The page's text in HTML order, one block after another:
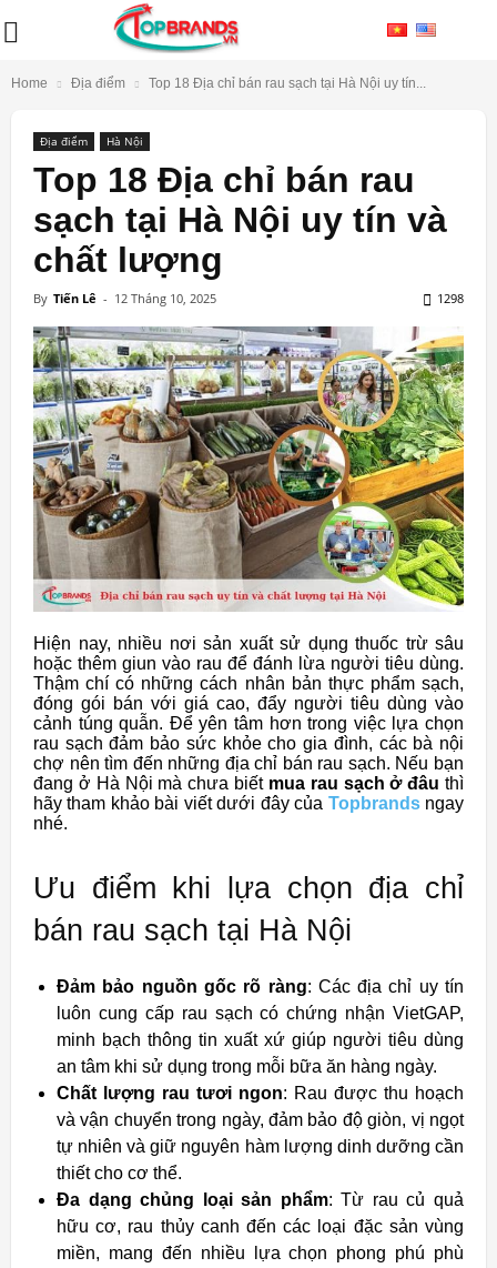
Home Địa điểm Top 18 Địa chỉ bán rau sạch tại Hà Nội uy tín...
Địa điểm Hà Nội
Top 18 Địa chỉ bán rau
sạch tại Hà Nội uy tín và
chất lượng
By Tiến Lê - 12 Tháng 10, 2025 1298
Hiện nay, nhiều nơi sản xuất sử dụng thuốc trừ sâu
hoặc thêm giun vào rau để đánh lừa người tiêu dùng.
Thậm chí có những cách nhân bản thực phẩm sạch,
đóng gói bán với giá cao, đẩy người tiêu dùng vào
cảnh túng quẫn. Để yên tâm hơn trong việc lựa chọn
rau sạch đảm bảo sức khỏe cho gia đình, các bà nội
chợ nên tìm đến những địa chỉ bán rau sạch. Nếu bạn
đang ở Hà Nội mà chưa biết mua rau sạch ở đâu thì
hãy tham khảo bài viết dưới đây của Topbrandsngay
nhé.
Ưu điểm khi lựa chọn địa chỉ
bán rau sạch tại Hà Nội
Đảm bảo nguồn gốc rõ ràng: Các địa chỉ uy tín
luôn cung cấp rau sạch có chứng nhận VietGAP,
minh bạch thông tin xuất xứ giúp người tiêu dùng
an tâm khi sử dụng trong mỗi bữa ăn hàng ngày.
Chất lượng rau tươi ngon: Rau được thu hoạch
và vận chuyển trong ngày, đảm bảo độ giòn, vị ngọt
tự nhiên và giữ nguyên hàm lượng dinh dưỡng cần
thiết cho cơ thể.
Đa dạng chủng loại sản phẩm: Từ rau củ quả
hữu cơ, rau thủy canh đến các loại đặc sản vùng
miền, mang đến nhiều lựa chọn phong phú phù